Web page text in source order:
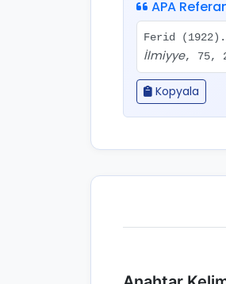
APA
Ferid
İlmiyye, 75,
Kopyala